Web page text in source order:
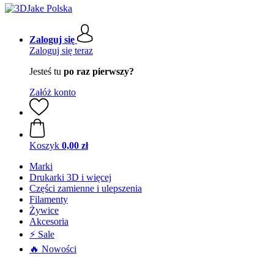
Zaloguj się
Zaloguj się teraz
Jesteś tu po raz pierwszy?
Załóż konto
Koszyk 0,00 zł
Marki
Drukarki 3D i więcej
Części zamienne i ulepszenia
Filamenty
Żywice
Akcesoria
⚡ Sale
🔥 Nowości